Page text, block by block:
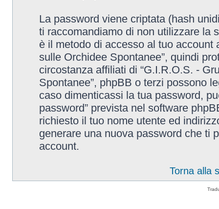
La password viene criptata (hash
ti raccomandiamo di non utilizzare la
è il metodo di accesso al tuo account
sulle Orchidee Spontanee”, quindi
circostanza affiliati di “G.I.R.O.S. -
Spontanee”, phpBB o terzi possono
caso dimenticassi la tua password,
password” prevista nel software
richiesto il tuo nome utente ed
generare una nuova password che ti
account.
Torna alla